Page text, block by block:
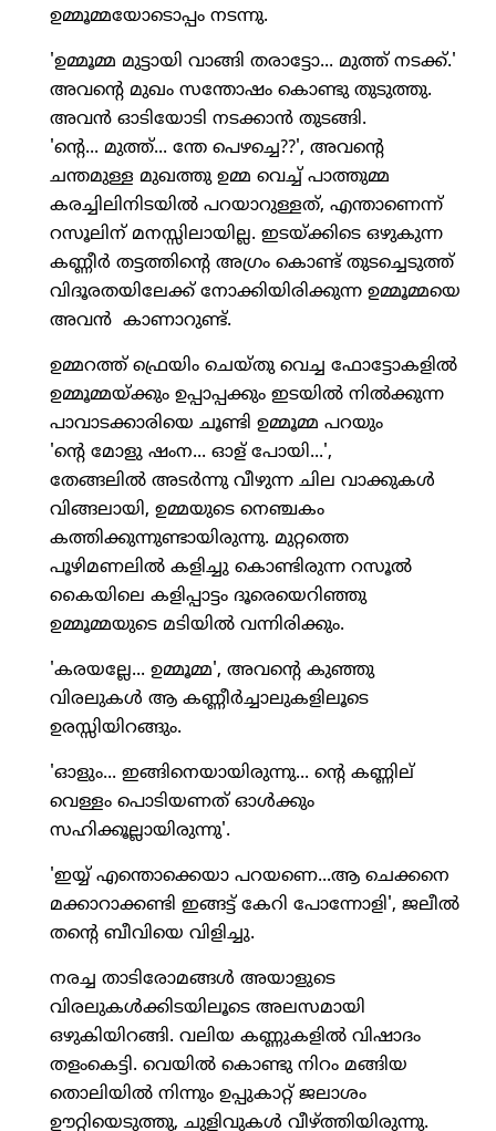
ഉമ്മൂമ്മയോടൊപ്പം നടന്നു.
'ഉമ്മൂമ്മ മുട്ടായി വാങ്ങി തരാട്ടോ... മുത്ത് നടക്ക്.'
അവന്റെ മുഖം സന്തോഷം കൊണ്ടു തുടുത്തു.
അവന്‍ ഓടിയോടി നടക്കാന്‍ തുടങ്ങി.
'ന്റെ... മുത്ത്... ന്തേ പെഴച്ചെ??', അവന്റെ
ചന്തമുള്ള മുഖത്തു ഉമ്മ വെച്ച് പാത്തുമ്മ
കരച്ചിലിനിടയില്‍ പറയാറുള്ളത്, എന്താണെന്ന്
റസൂലിന് മനസ്സിലായില്ല. ഇടയ്ക്കിടെ ഒഴുകുന്ന
കണ്ണീര്‍ തട്ടത്തിന്റെ അഗ്രം കൊണ്ട് തുടച്ചെടുത്ത്
വിദൂരതയിലേക്ക് നോക്കിയിരിക്കുന്ന ഉമ്മൂമ്മയെ
അവന്‍ കാണാറുണ്ട്.
ഉമ്മറത്ത് ഫ്രെയിം ചെയ്തു വെച്ച ഫോട്ടോകളില്‍
ഉമ്മൂമ്മയ്ക്കും ഉപ്പാപ്പക്കും ഇടയില്‍ നില്‍ക്കുന്ന
പാവാടക്കാരിയെ ചൂണ്ടി ഉമ്മൂമ്മ പറയും
'ന്റെ മോളു ഷംന... ഓള് പോയി...',
തേങ്ങലില്‍ അടര്‍ന്നു വീഴുന്ന ചില വാക്കുകള്‍
വിങ്ങലായി, ഉമ്മയുടെ നെഞ്ചകം
കത്തിക്കുന്നുണ്ടായിരുന്നു. മുറ്റത്തെ
പൂഴിമണലില്‍ കളിച്ചു കൊണ്ടിരുന്ന റസൂല്‍
കൈയിലെ കളിപ്പാട്ടം ദൂരെയെറിഞ്ഞു
ഉമ്മൂമ്മയുടെ മടിയില്‍ വന്നിരിക്കും.
'കരയല്ലേ... ഉമ്മൂമ്മ', അവന്റെ കുഞ്ഞു
വിരലുകള്‍ ആ കണ്ണീര്‍ച്ചാലുകളിലൂടെ
ഉരസ്സിയിറങ്ങും.
'ഓളും... ഇങ്ങിനെയായിരുന്നു... ന്റെ കണ്ണില്
വെള്ളം പൊടിയണത് ഓള്‍ക്കും
സഹിക്കൂല്ലായിരുന്നു'.
'ഇയ്യ് എന്തൊക്കെയാ പറയണെ...ആ ചെക്കനെ
മക്കാറാക്കണ്ടി ഇങ്ങട്ട് കേറി പോന്നോളി', ജലീല്‍
തന്റെ ബീവിയെ വിളിച്ചു.
നരച്ച താടിരോമങ്ങള്‍ അയാളുടെ
വിരലുകള്‍ക്കിടയിലൂടെ അലസമായി
ഒഴുകിയിറങ്ങി. വലിയ കണ്ണുകളില്‍ വിഷാദം
തളംകെട്ടി. വെയില്‍ കൊണ്ടു നിറം മങ്ങിയ
തൊലിയില്‍ നിന്നും ഉപ്പുകാറ്റ് ജലാശം
ഊറ്റിയെടുത്തു, ചുളിവുകള്‍ വീഴ്ത്തിയിരുന്നു.